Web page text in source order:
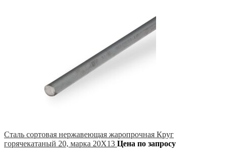
Сталь сортовая нержавеющая жаропрочная Круг
горячекатаный 20, марка 20Х13 Цена по запросу